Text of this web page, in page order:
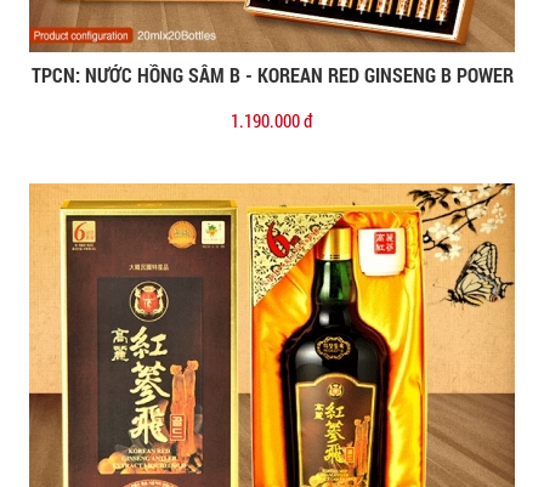
Đặt mua
TPCN: NƯỚC HỒNG SÂM B - KOREAN RED GINSENG B POWER
1.190.000 đ